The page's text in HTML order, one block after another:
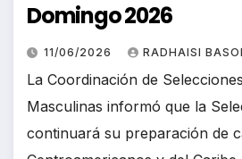
Domingo 2026
11/06/2026 RADHAISI
La Coordinación de
Masculinas informó que la
continuará su preparación de